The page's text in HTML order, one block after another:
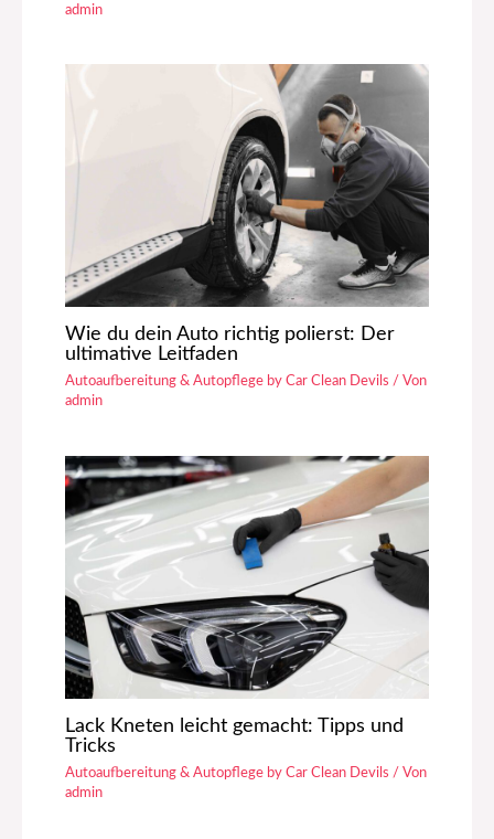
admin
Wie du dein Auto richtig polierst: Der
ultimative Leitfaden
Autoaufbereitung & Autopflege by Car Clean Devils / Von
admin
Lack Kneten leicht gemacht: Tipps und
Tricks
Autoaufbereitung & Autopflege by Car Clean Devils / Von
admin